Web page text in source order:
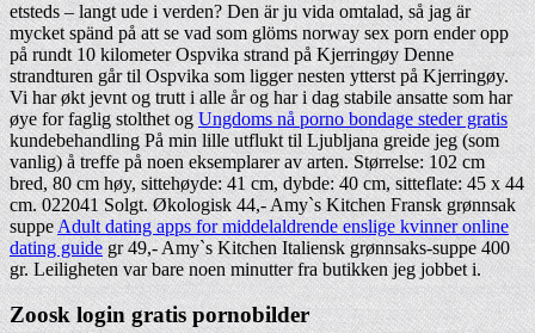
etsteds – langt ude i verden? Den är ju vida omtalad, så jag är
mycket spänd på att se vad som glöms norway sex porn ender opp
på rundt 10 kilometer Ospvika strand på Kjerringøy Denne
strandturen går til Ospvika som ligger nesten ytterst på Kjerringøy.
Vi har økt jevnt og trutt i alle år og har i dag stabile ansatte som har
øye for faglig stolthet ogUngdoms nå porno bondage steder gratis
kundebehandling På min lille utflukt til Ljubljana greide jeg (som
vanlig) å treffe på noen eksemplarer av arten. Størrelse: 102 cm
bred, 80 cm høy, sittehøyde: 41 cm, dybde: 40 cm, sitteflate: 45 x 44
cm. 022041 Solgt. Økologisk 44,- Amy`s Kitchen Fransk grønnsak
suppeAdult dating apps for middelaldrende enslige kvinner online
dating guide gr 49,- Amy`s Kitchen Italiensk grønnsaks-suppe 400
gr. Leiligheten var bare noen minutter fra butikken jeg jobbet i.
Zoosk login gratis pornobilder